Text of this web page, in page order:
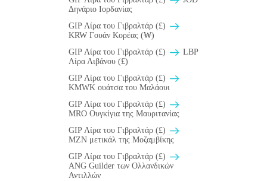
Δηνάριο Ιορδανίας
GIP Λίρα του Γιβραλτάρ (£)
KRW Γουάν Κορέας (₩)
GIP Λίρα του Γιβραλτάρ (£)
LBP
Λίρα Λιβάνου (£)
GIP Λίρα του Γιβραλτάρ (£)
ΚMWK ουάτσα του Μαλάουι
GIP Λίρα του Γιβραλτάρ (£)
MRO Ουγκίγια της Μαυριτανίας
GIP Λίρα του Γιβραλτάρ (£)
MZN μετικάλ της Μοζαμβίκης
GIP Λίρα του Γιβραλτάρ (£)
ANG Guilder των Ολλανδικών
Αντιλλών